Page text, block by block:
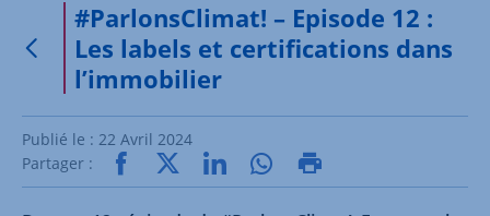
Retour à la page précédente
#ParlonsClimat! – Episode 12 :
Les labels et certifications dans
l’immobilier
Publié le : 22 Avril 2024
Partager :